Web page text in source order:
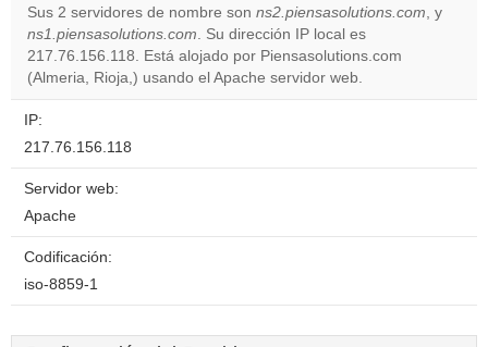
Do you
own this
website?
Sus 2 servidores de nombre son ns2.piensasolutions.com, y
ns1.piensasolutions.com. Su dirección IP local es
217.76.156.118. Está alojado por Piensasolutions.com
(Almeria, Rioja,) usando el Apache servidor web.
IP:
217.76.156.118
Servidor web:
Apache
Codificación:
iso-8859-1